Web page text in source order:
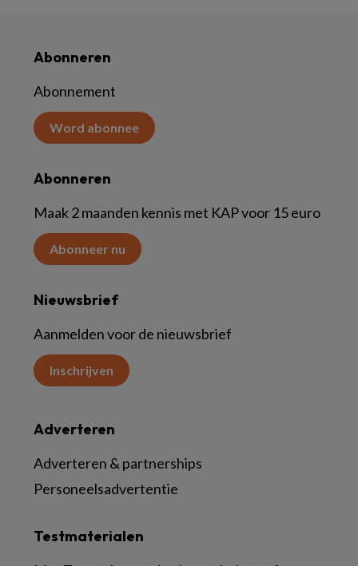
Abonneren
Abonnement
Word abonnee
Abonneren
Maak 2 maanden kennis met KAP voor 15 euro
Abonneer nu
Nieuwsbrief
Aanmelden voor de nieuwsbrief
Inschrijven
Testmaterialen
Adverteren
Adverteren & partnerships
Personeelsadvertentie